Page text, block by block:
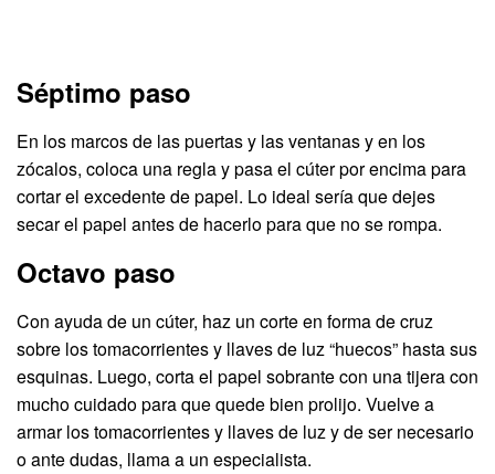
Séptimo paso
En los marcos de las puertas y las ventanas y en los
zócalos, coloca una regla y pasa el cúter por encima para
cortar el excedente de papel. Lo ideal sería que dejes
secar el papel antes de hacerlo para que no se rompa.
Octavo paso
Con ayuda de un cúter, haz un corte en forma de cruz
sobre los tomacorrientes y llaves de luz “huecos” hasta sus
esquinas. Luego, corta el papel sobrante con una tijera con
mucho cuidado para que quede bien prolijo. Vuelve a
armar los tomacorrientes y llaves de luz y de ser necesario
o ante dudas, llama a un especialista.